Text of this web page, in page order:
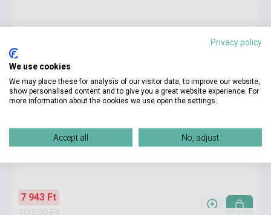
7 943 Ft
Privacy policy
We use cookies
We may place these for analysis of our visitor data, to improve our website,
show personalised content and to give you a great website experience. For
more information about the cookies we use open the settings.
Accept all No, adjust